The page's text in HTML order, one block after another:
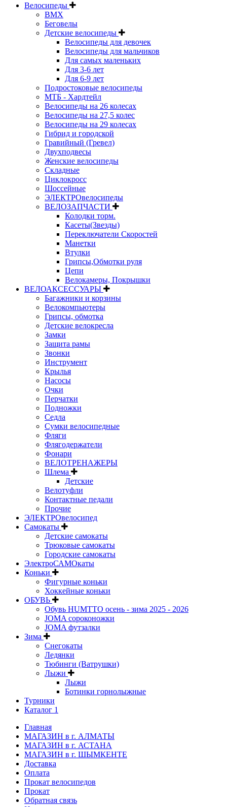
Велосипеды
BMX
Беговелы
Детские велосипеды
Велосипеды для девочек
Велосипеды для мальчиков
Для самых маленьких
Для 3-6 лет
Для 6-9 лет
Подростоковые велосипеды
МТБ - Хардтейл
Велосипеды на 26 колесах
Велосипеды на 27,5 колес
Велосипеды на 29 колесах
Гибрид и городской
Гравийный (Гревел)
Двухподвесы
Женские велосипеды
Складные
Циклокросс
Шоссейные
ЭЛЕКТРОвелосипеды
ВЕЛОЗАПЧАСТИ
Колодки торм.
Касеты(Звезды)
Переключатели Скоростей
Манетки
Втулки
Грипсы,Обмотки руля
Цепи
Велокамеры, Покрышки
ВЕЛОАКСЕССУАРЫ
Багажники и корзины
Велокомпьютеры
Грипсы, обмотка
Детские велокресла
Замки
Защита рамы
Звонки
Инструмент
Крылья
Насосы
Очки
Перчатки
Подножки
Седла
Сумки велосипедные
Фляги
Флягодержатели
Фонари
ВЕЛОТРЕНАЖЕРЫ
Шлема
Детские
Велотуфли
Контактные педали
Прочие
ЭЛЕКТРОвелосипед
Самокаты
Детские самокаты
Трюковые самокаты
Городские самокаты
ЭлектроСАМОкаты
Коньки
Фигурные коньки
Хоккейные коньки
ОБУВЬ
Обувь HUMTTO осень - зима 2025 - 2026
JOMA сороконожки
JOMA футзалки
Зима
Снегокаты
Ледянки
Тюбинги (Ватрушки)
Лыжи
Лыжи
Ботинки горнолыжные
Турники
Каталог 1
Главная
МАГАЗИН в г. АЛМАТЫ
МАГАЗИН в г. АСТАНА
МАГАЗИН в г. ШЫМКЕНТЕ
Доставка
Оплата
Прокат велосипедов
Прокат
Обратная связь